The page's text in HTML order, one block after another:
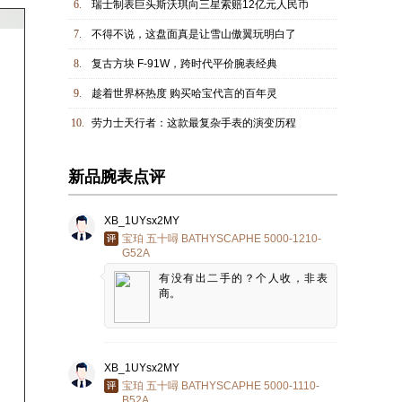
6. 瑞士制表巨头斯沃琪向三星索赔12亿元人民币
7. 不得不说，这盘面真是让雪山傲翼玩明白了
8. 复古方块 F-91W，跨时代平价腕表经典
9. 趁着世界杯热度 购买哈宝代言的百年灵
10. 劳力士天行者：这款最复杂手表的演变历程
新品腕表点评
XB_1UYsx2MY
宝珀 五十噚 BATHYSCAPHE 5000-1210-
G52A
有没有出二手的？个人收，非表
商。
XB_1UYsx2MY
宝珀 五十噚 BATHYSCAPHE 5000-1110-